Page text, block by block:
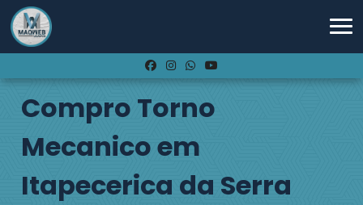
Compro Torno
Mecanico em
Itapecerica da Serra